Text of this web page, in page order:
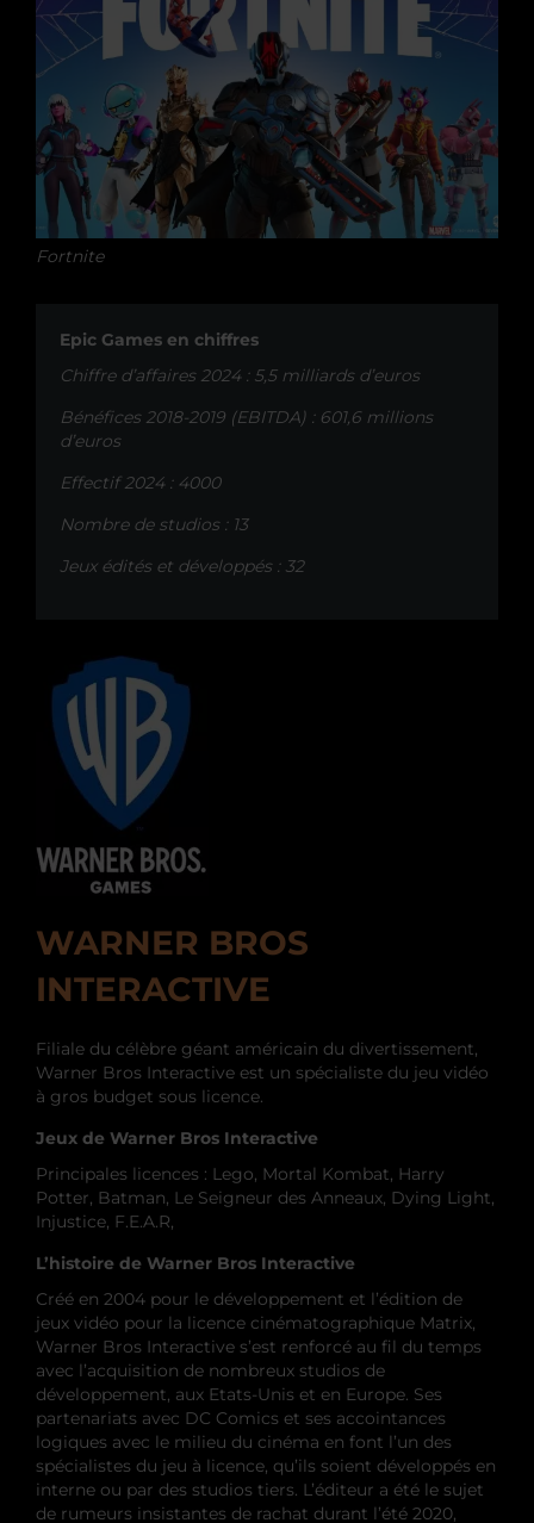
Fortnite
Epic Games en chiffres
Chiffre d’affaires 2024 : 5,5 milliards d’euros
Bénéfices 2018-2019 (EBITDA) : 601,6 millions
d’euros
Effectif 2024 : 4000
Nombre de studios : 13
Jeux édités et développés : 32
WARNER BROS
INTERACTIVE
Filiale du célèbre géant américain du divertissement,
Warner Bros Interactive est un spécialiste du jeu vidéo
à gros budget sous licence.
Jeux de Warner Bros Interactive
Principales licences : Lego, Mortal Kombat, Harry
Potter, Batman, Le Seigneur des Anneaux, Dying Light,
Injustice, F.E.A.R,
L’histoire de Warner Bros Interactive
Créé en 2004 pour le développement et l’édition de
jeux vidéo pour la licence cinématographique Matrix,
Warner Bros Interactive s’est renforcé au fil du temps
avec l’acquisition de nombreux studios de
développement, aux Etats-Unis et en Europe. Ses
partenariats avec DC Comics et ses accointances
logiques avec le milieu du cinéma en font l’un des
spécialistes du jeu à licence, qu’ils soient développés en
interne ou par des studios tiers. L’éditeur a été le sujet
de rumeurs insistantes de rachat durant l’été 2020,